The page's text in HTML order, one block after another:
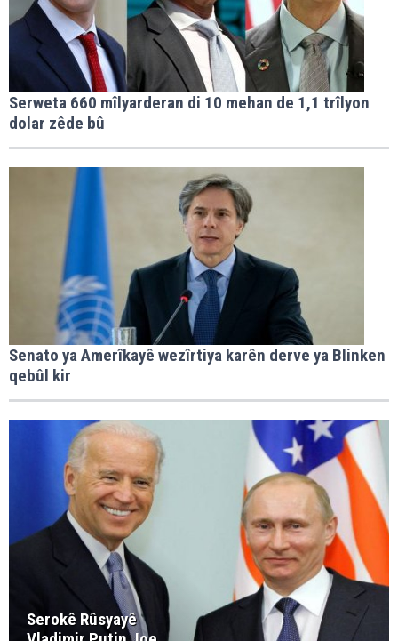
Serweta 660 mîlyarderan di 10 mehan de 1,1 trîlyon
dolar zêde bû
Senato ya Amerîkayê wezîrtiya karên derve ya Blinken
qebûl kir
Serokê Rûsyayê